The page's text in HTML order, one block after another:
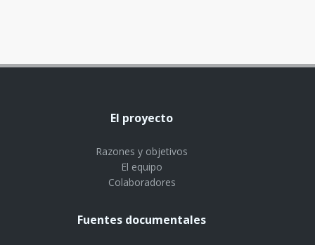
El proyecto
Razones y objetivos
El equipo
Colaboradores
Fuentes documentales